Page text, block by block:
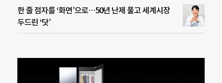
한 줄 점자를 ‘화면’으로…50년 난제 풀고 세계시장
두드린 ‘닷’